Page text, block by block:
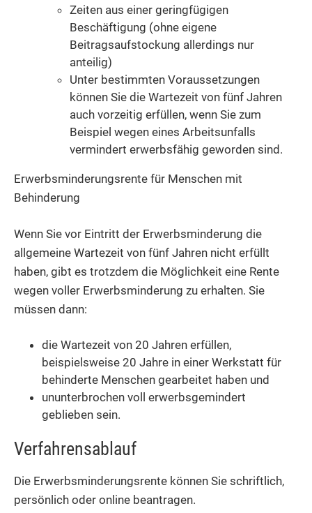
Zeiten aus einer geringfügigen
Beschäftigung (ohne eigene
Beitragsaufstockung allerdings nur
anteilig)
Unter bestimmten Voraussetzungen
können Sie die Wartezeit von fünf Jahren
auch vorzeitig erfüllen, wenn Sie zum
Beispiel wegen eines Arbeitsunfalls
vermindert erwerbsfähig geworden sind.
Erwerbsminderungsrente für Menschen mit
Behinderung
Wenn Sie vor Eintritt der Erwerbsminderung die
allgemeine Wartezeit von fünf Jahren nicht erfüllt
haben, gibt es trotzdem die Möglichkeit eine Rente
wegen voller Erwerbsminderung zu erhalten. Sie
müssen dann:
die Wartezeit von 20 Jahren erfüllen,
beispielsweise 20 Jahre in einer Werkstatt für
behinderte Menschen gearbeitet haben und
ununterbrochen voll erwerbsgemindert
geblieben sein.
Verfahrensablauf
Die Erwerbsminderungsrente können Sie schriftlich,
persönlich oder online beantragen.